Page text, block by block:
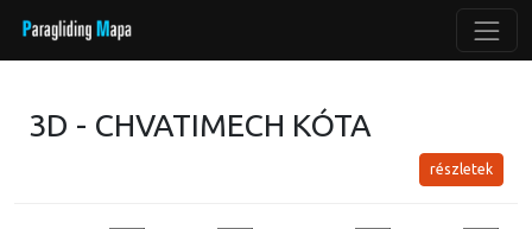
3D - CHVATIMECH KÓTA
részletek